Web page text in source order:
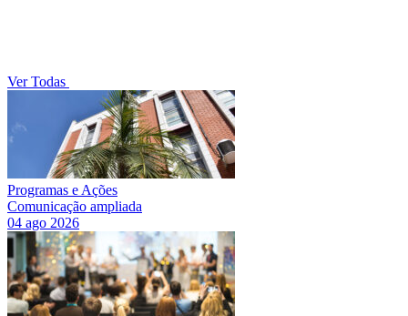
Ver Todas
Programas e Ações
Comunicação ampliada
04 ago 2026